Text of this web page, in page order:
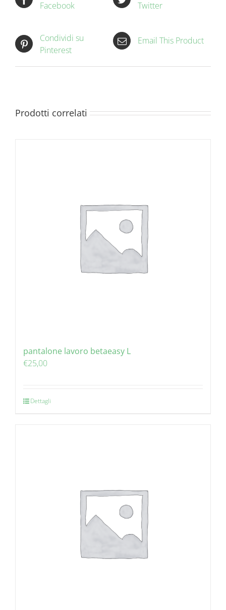
Facebook
Twitter
Condividi su
Pinterest
Email This Product
Prodotti correlati
pantalone lavoro betaeasy L
€25,00
Dettagli